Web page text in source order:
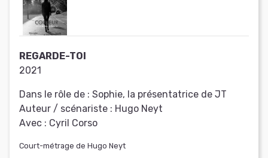
REGARDE-TOI
2021
Dans le rôle de : Sophie, la présentatrice de JT
Auteur / scénariste : Hugo Neyt
Avec : Cyril Corso
Court-métrage de Hugo Neyt